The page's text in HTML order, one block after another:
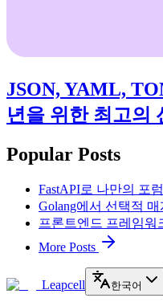
JSON, YAML,
년을 위한 최고의
Popular Posts
FastAPI로 나만의 포
Golang에서 선택적 매
프론트엔드 프레임워
More Posts
Leapcell 한국어